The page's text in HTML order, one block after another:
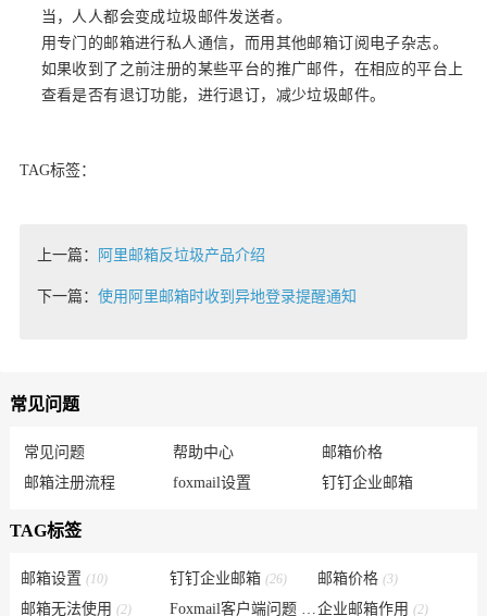
当，人人都会变成垃圾邮件发送者。
用专门的邮箱进行私人通信，而用其他邮箱订阅电子杂志。
如果收到了之前注册的某些平台的推广邮件，在相应的平台上
查看是否有退订功能，进行退订，减少垃圾邮件。
TAG标签：
上一篇： 阿里邮箱反垃圾产品介绍
下一篇： 使用阿里邮箱时收到异地登录提醒通知
常见问题
常见问题 帮助中心
邮箱价格
邮箱注册流程
foxmail设置 钉钉企业邮箱
TAG标签
邮箱设置 (10) 钉钉企业邮箱 (26) 邮箱价格(3)
邮箱无法使用 (2) Foxmail客户端问题
(6)企业邮箱作用(2)